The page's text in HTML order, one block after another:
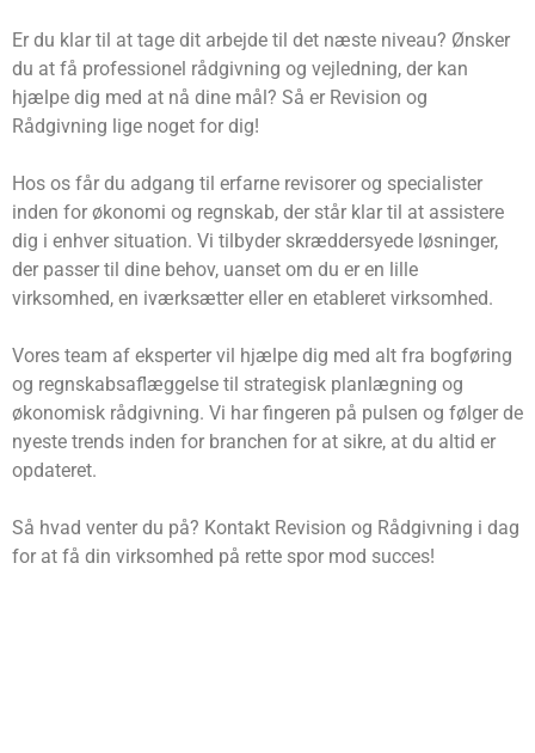
Er du klar til at tage dit arbejde til det næste niveau? Ønsker
du at få professionel rådgivning og vejledning, der kan
hjælpe dig med at nå dine mål? Så er Revision og
Rådgivning lige noget for dig!
Hos os får du adgang til erfarne revisorer og specialister
inden for økonomi og regnskab, der står klar til at assistere
dig i enhver situation. Vi tilbyder skræddersyede løsninger,
der passer til dine behov, uanset om du er en lille
virksomhed, en iværksætter eller en etableret virksomhed.
Vores team af eksperter vil hjælpe dig med alt fra bogføring
og regnskabsaflæggelse til strategisk planlægning og
økonomisk rådgivning. Vi har fingeren på pulsen og følger de
nyeste trends inden for branchen for at sikre, at du altid er
opdateret.
Så hvad venter du på? Kontakt Revision og Rådgivning i dag
for at få din virksomhed på rette spor mod succes!